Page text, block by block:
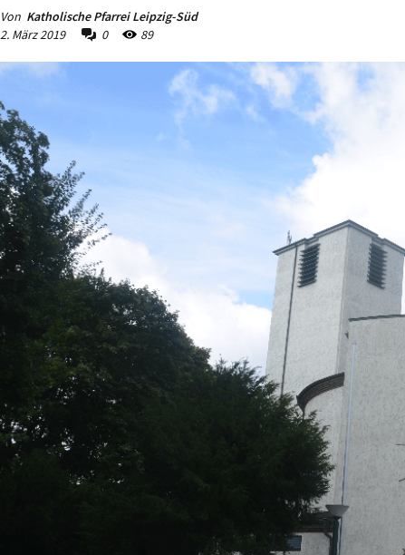
Von Katholische Pfarrei Leipzig-Süd
2. März 2019
0 89